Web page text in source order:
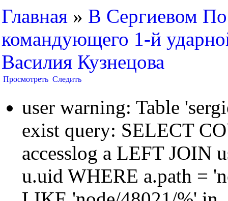
Главная » В Сергиевом
командующего 1-й
Василия Кузнецова
Просмотреть Следить
user warning: Table
exist query: SELECT
accesslog a LEFT JOIN
u.uid WHERE a.path =